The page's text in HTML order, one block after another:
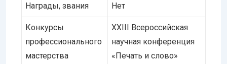
Награды, звания Нет
Конкурсы
профессионального
мастерства
XXIII Всероссийская
научная конференция
«Печать и слово»